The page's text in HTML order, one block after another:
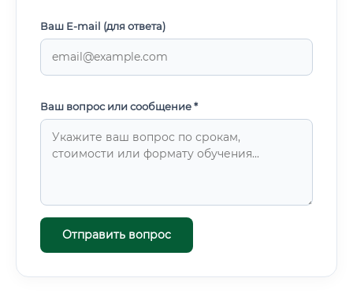
Ваш E-mail (для ответа)
Ваш вопрос или сообщение *
Отправить вопрос